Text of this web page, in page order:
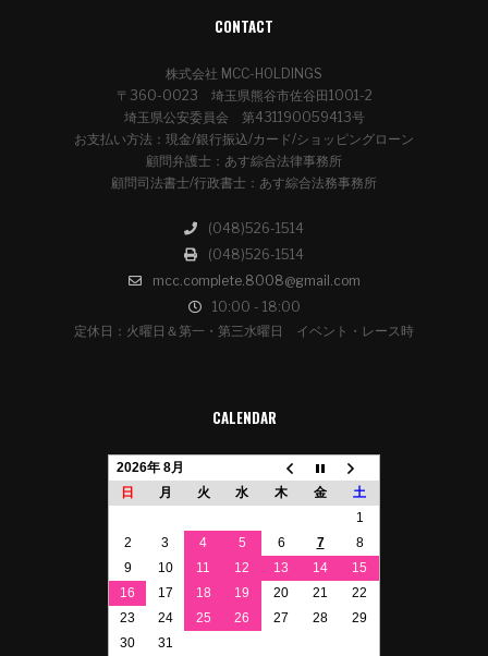
CONTACT
株式会社 MCC-HOLDINGS
〒360-0023 埼玉県熊谷市佐谷田1001-2
埼玉県公安委員会 第431190059413号
お支払い方法：現金/銀行振込/カード/ショッピングローン
顧問弁護士：あす綜合法律事務所
顧問司法書士/行政書士：あす綜合法務事務所
(048)526-1514
(048)526-1514
mcc.complete.8008@gmail.com
10:00 - 18:00
定休日：火曜日＆第一・第三水曜日 イベント・レース時
CALENDAR
2026年 8月
日
月 火 水 木 金
土
1
2
3 4 5 6 7
8
9
10 11 12 13 14
15
16
17 18 19 20 21
22
23
24 25 26 27 28
29
30
31